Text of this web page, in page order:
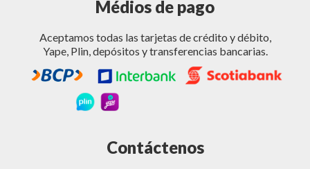
Médios de pago
Aceptamos todas las tarjetas de crédito y débito,
Yape, Plin, depósitos y transferencias bancarias.
Contáctenos